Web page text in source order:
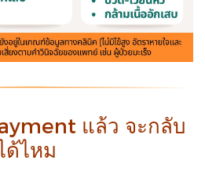
แล้ว จะกลับ
ด้ไหม